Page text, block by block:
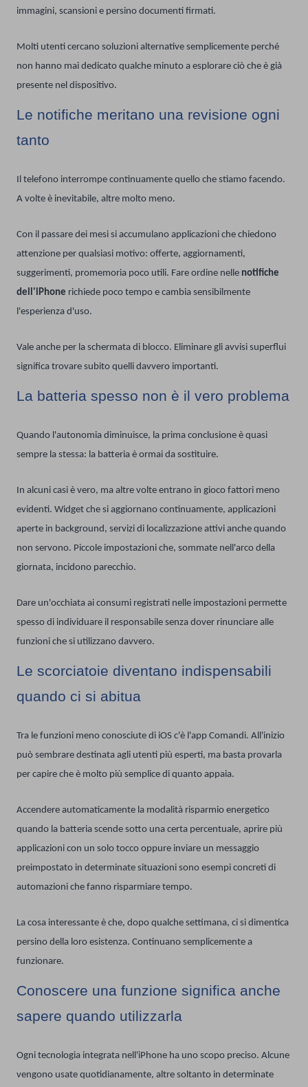
immagini, scansioni e persino documenti firmati.
Molti utenti cercano soluzioni alternative semplicemente perché
non hanno mai dedicato qualche minuto a esplorare ciò che è già
presente nel dispositivo.
Le notifiche meritano una revisione ogni
tanto
Il telefono interrompe continuamente quello che stiamo facendo.
A volte è inevitabile, altre molto meno.
Con il passare dei mesi si accumulano applicazioni che chiedono
attenzione per qualsiasi motivo: offerte, aggiornamenti,
suggerimenti, promemoria poco utili. Fare ordine nelle notifiche
dell'iPhone richiede poco tempo e cambia sensibilmente
l'esperienza d'uso.
Vale anche per la schermata di blocco. Eliminare gli avvisi superflui
significa trovare subito quelli davvero importanti.
La batteria spesso non è il vero problema
Quando l'autonomia diminuisce, la prima conclusione è quasi
sempre la stessa: la batteria è ormai da sostituire.
In alcuni casi è vero, ma altre volte entrano in gioco fattori meno
evidenti. Widget che si aggiornano continuamente, applicazioni
aperte in background, servizi di localizzazione attivi anche quando
non servono. Piccole impostazioni che, sommate nell'arco della
giornata, incidono parecchio.
Dare un'occhiata ai consumi registrati nelle impostazioni permette
spesso di individuare il responsabile senza dover rinunciare alle
funzioni che si utilizzano davvero.
Le scorciatoie diventano indispensabili
quando ci si abitua
Tra le funzioni meno conosciute di iOS c'è l'app Comandi. All'inizio
può sembrare destinata agli utenti più esperti, ma basta provarla
per capire che è molto più semplice di quanto appaia.
Accendere automaticamente la modalità risparmio energetico
quando la batteria scende sotto una certa percentuale, aprire più
applicazioni con un solo tocco oppure inviare un messaggio
preimpostato in determinate situazioni sono esempi concreti di
automazioni che fanno risparmiare tempo.
La cosa interessante è che, dopo qualche settimana, ci si dimentica
persino della loro esistenza. Continuano semplicemente a
funzionare.
Conoscere una funzione significa anche
sapere quando utilizzarla
Ogni tecnologia integrata nell'iPhone ha uno scopo preciso. Alcune
vengono usate quotidianamente, altre soltanto in determinate